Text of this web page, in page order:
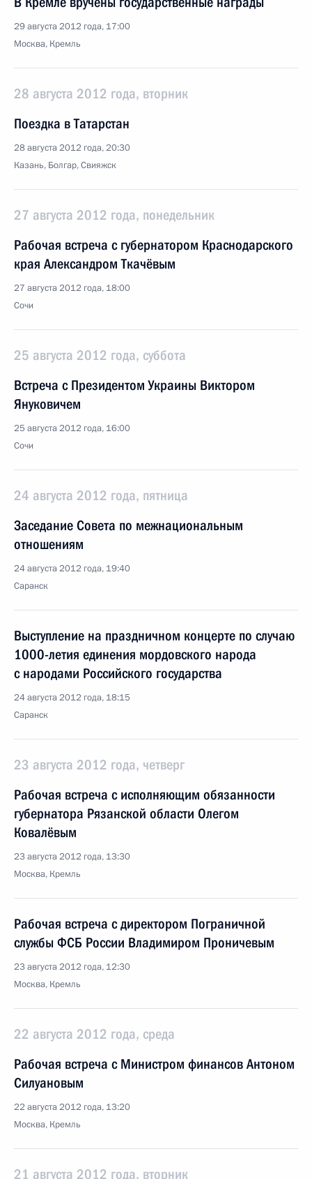
29 августа 2012 года, 17:00
Москва, Кремль
28 августа 2012 года, вторник
Поездка в Татарстан
28 августа 2012 года, 20:30
Казань, Болгар, Свияжск
27 августа 2012 года, понедельник
Рабочая встреча с губернатором Краснодарского
края Александром Ткачёвым
27 августа 2012 года, 18:00
Сочи
25 августа 2012 года, суббота
Встреча с Президентом Украины Виктором
Януковичем
25 августа 2012 года, 16:00
Сочи
24 августа 2012 года, пятница
Заседание Совета по межнациональным
отношениям
24 августа 2012 года, 19:40
Саранск
Выступление на праздничном концерте по случаю
1000-летия единения мордовского народа
с народами Российского государства
24 августа 2012 года, 18:15
Саранск
23 августа 2012 года, четверг
Рабочая встреча с исполняющим обязанности
губернатора Рязанской области Олегом
Ковалёвым
23 августа 2012 года, 13:30
Москва, Кремль
Рабочая встреча с директором Пограничной
службы ФСБ России Владимиром Проничевым
23 августа 2012 года, 12:30
Москва, Кремль
22 августа 2012 года, среда
Рабочая встреча с Министром финансов Антоном
Силуановым
22 августа 2012 года, 13:20
Москва, Кремль
21 августа 2012 года, вторник